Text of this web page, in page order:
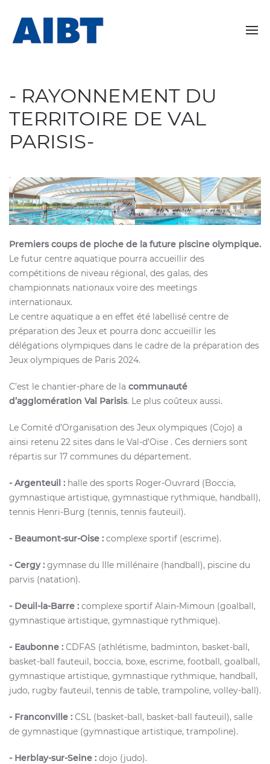
- RAYONNEMENT DU
TERRITOIRE DE VAL
PARISIS-
Premiers coups de pioche de la future piscine olympique.
Le futur centre aquatique pourra accueillir des
compétitions de niveau régional, des galas, des
championnats nationaux voire des meetings
internationaux.
Le centre aquatique a en effet été labellisé centre de
préparation des Jeux et pourra donc accueillir les
délégations olympiques dans le cadre de la préparation des
Jeux olympiques de Paris 2024.
C’est le chantier-phare de la communauté
d’agglomération Val Parisis. Le plus coûteux aussi.
Le Comité d’Organisation des Jeux olympiques (Cojo) a
ainsi retenu 22 sites dans le Val-d’Oise . Ces derniers sont
répartis sur 17 communes du département.
- Argenteuil : halle des sports Roger-Ouvrard (Boccia,
gymnastique artistique, gymnastique rythmique, handball),
tennis Henri-Burg (tennis, tennis fauteuil).
- Beaumont-sur-Oise : complexe sportif (escrime).
- Cergy : gymnase du IIIe millénaire (handball), piscine du
parvis (natation).
- Deuil-la-Barre : complexe sportif Alain-Mimoun (goalball,
gymnastique artistique, gymnastique rythmique).
- Eaubonne : CDFAS (athlétisme, badminton, basket-ball,
basket-ball fauteuil, boccia, boxe, escrime, football, goalball,
gymnastique artistique, gymnastique rythmique, handball,
judo, rugby fauteuil, tennis de table, trampoline, volley-ball).
- Franconville : CSL (basket-ball, basket-ball fauteuil), salle
de gymnastique (gymnastique artistique, trampoline).
- Herblay-sur-Seine : dojo (judo).